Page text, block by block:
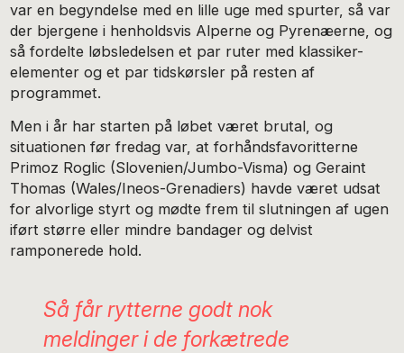
var en begyndelse med en lille uge med spurter, så var
der bjergene i henholdsvis Alperne og Pyrenæerne, og
så fordelte løbsledelsen et par ruter med klassiker-
elementer og et par tidskørsler på resten af
programmet.
Men i år har starten på løbet været brutal, og
situationen før fredag var, at forhåndsfavoritterne
Primoz Roglic (Slovenien/Jumbo-Visma) og Geraint
Thomas (Wales/Ineos-Grenadiers) havde været udsat
for alvorlige styrt og mødte frem til slutningen af ugen
iført større eller mindre bandager og delvist
ramponerede hold.
Så får rytterne godt nok
meldinger i de forkætrede